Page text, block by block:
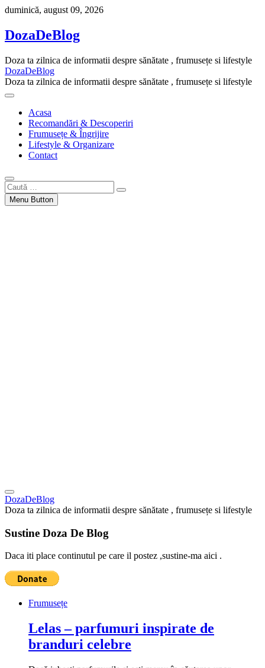
Skip
content
duminică, august 09, 2026
DozaDeBlog
Doza ta zilnica de informatii despre sănătate , frumusețe si lifestyle
DozaDeBlog
Doza ta zilnica de informatii despre sănătate , frumusețe si lifestyle
Acasa
Recomandări & Descoperiri
Frumusețe & Îngrijire
Lifestyle & Organizare
Contact
Caută
…Menu Button
DozaDeBlog
Doza ta zilnica de informatii despre sănătate , frumusețe si lifestyle
Sustine Doza De Blog
Daca iti place continutul pe care il postez ,sustine-ma aici .
Frumusețe
Lelas – parfumuri inspirate de
branduri celebre